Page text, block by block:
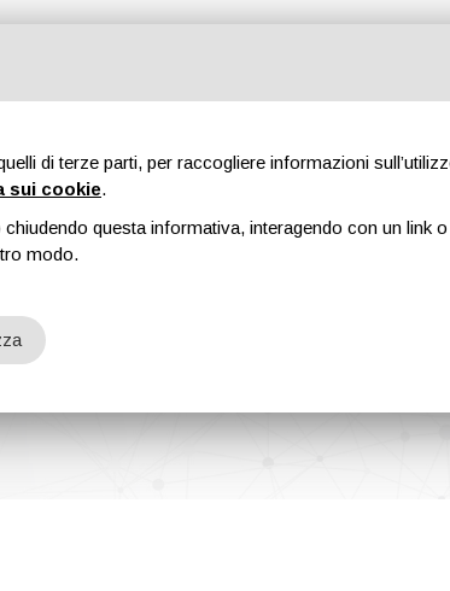
Fiere Formazione Riviste
di terze parti, per raccogliere informazioni
sui cookie.
questa informativa, interagendo con un link
modo.